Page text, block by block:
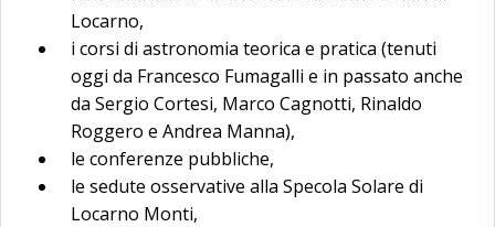
Locarno,
i corsi di astronomia teorica e pratica (tenuti
oggi da Francesco Fumagalli e in passato anche
da Sergio Cortesi, Marco Cagnotti, Rinaldo
Roggero e Andrea Manna),
le conferenze pubbliche,
le sedute osservative alla Specola Solare di
Locarno Monti,